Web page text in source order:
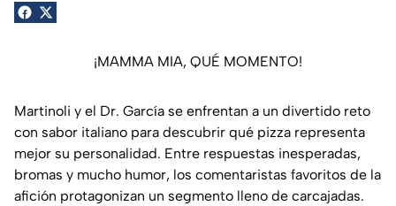
¡MAMMA MIA, QUÉ MOMENTO!
Martinoli y el Dr. García se enfrentan a un divertido reto
con sabor italiano para descubrir qué pizza representa
mejor su personalidad. Entre respuestas inesperadas,
bromas y mucho humor, los comentaristas favoritos de la
afición protagonizan un segmento lleno de carcajadas.